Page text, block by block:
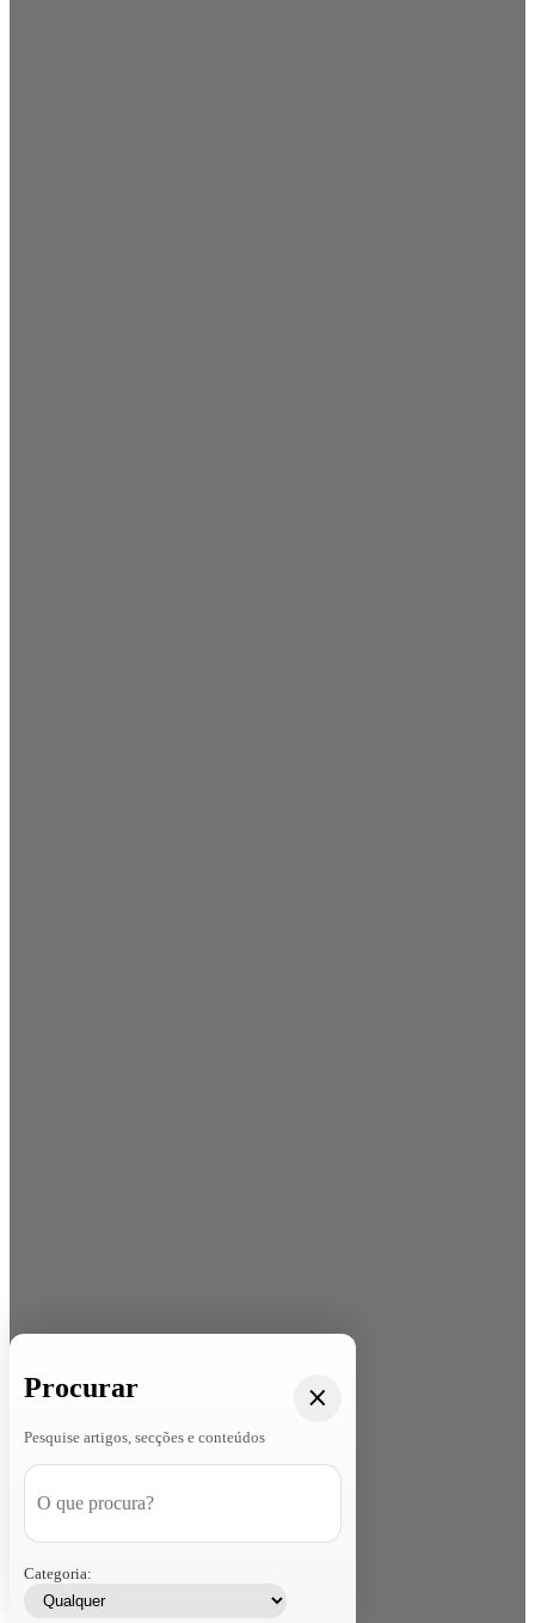
Procurar
Pesquise artigos, secções e conteúdos
Categoria: